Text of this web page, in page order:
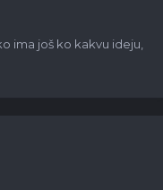
ima još ko kakvu ideju,